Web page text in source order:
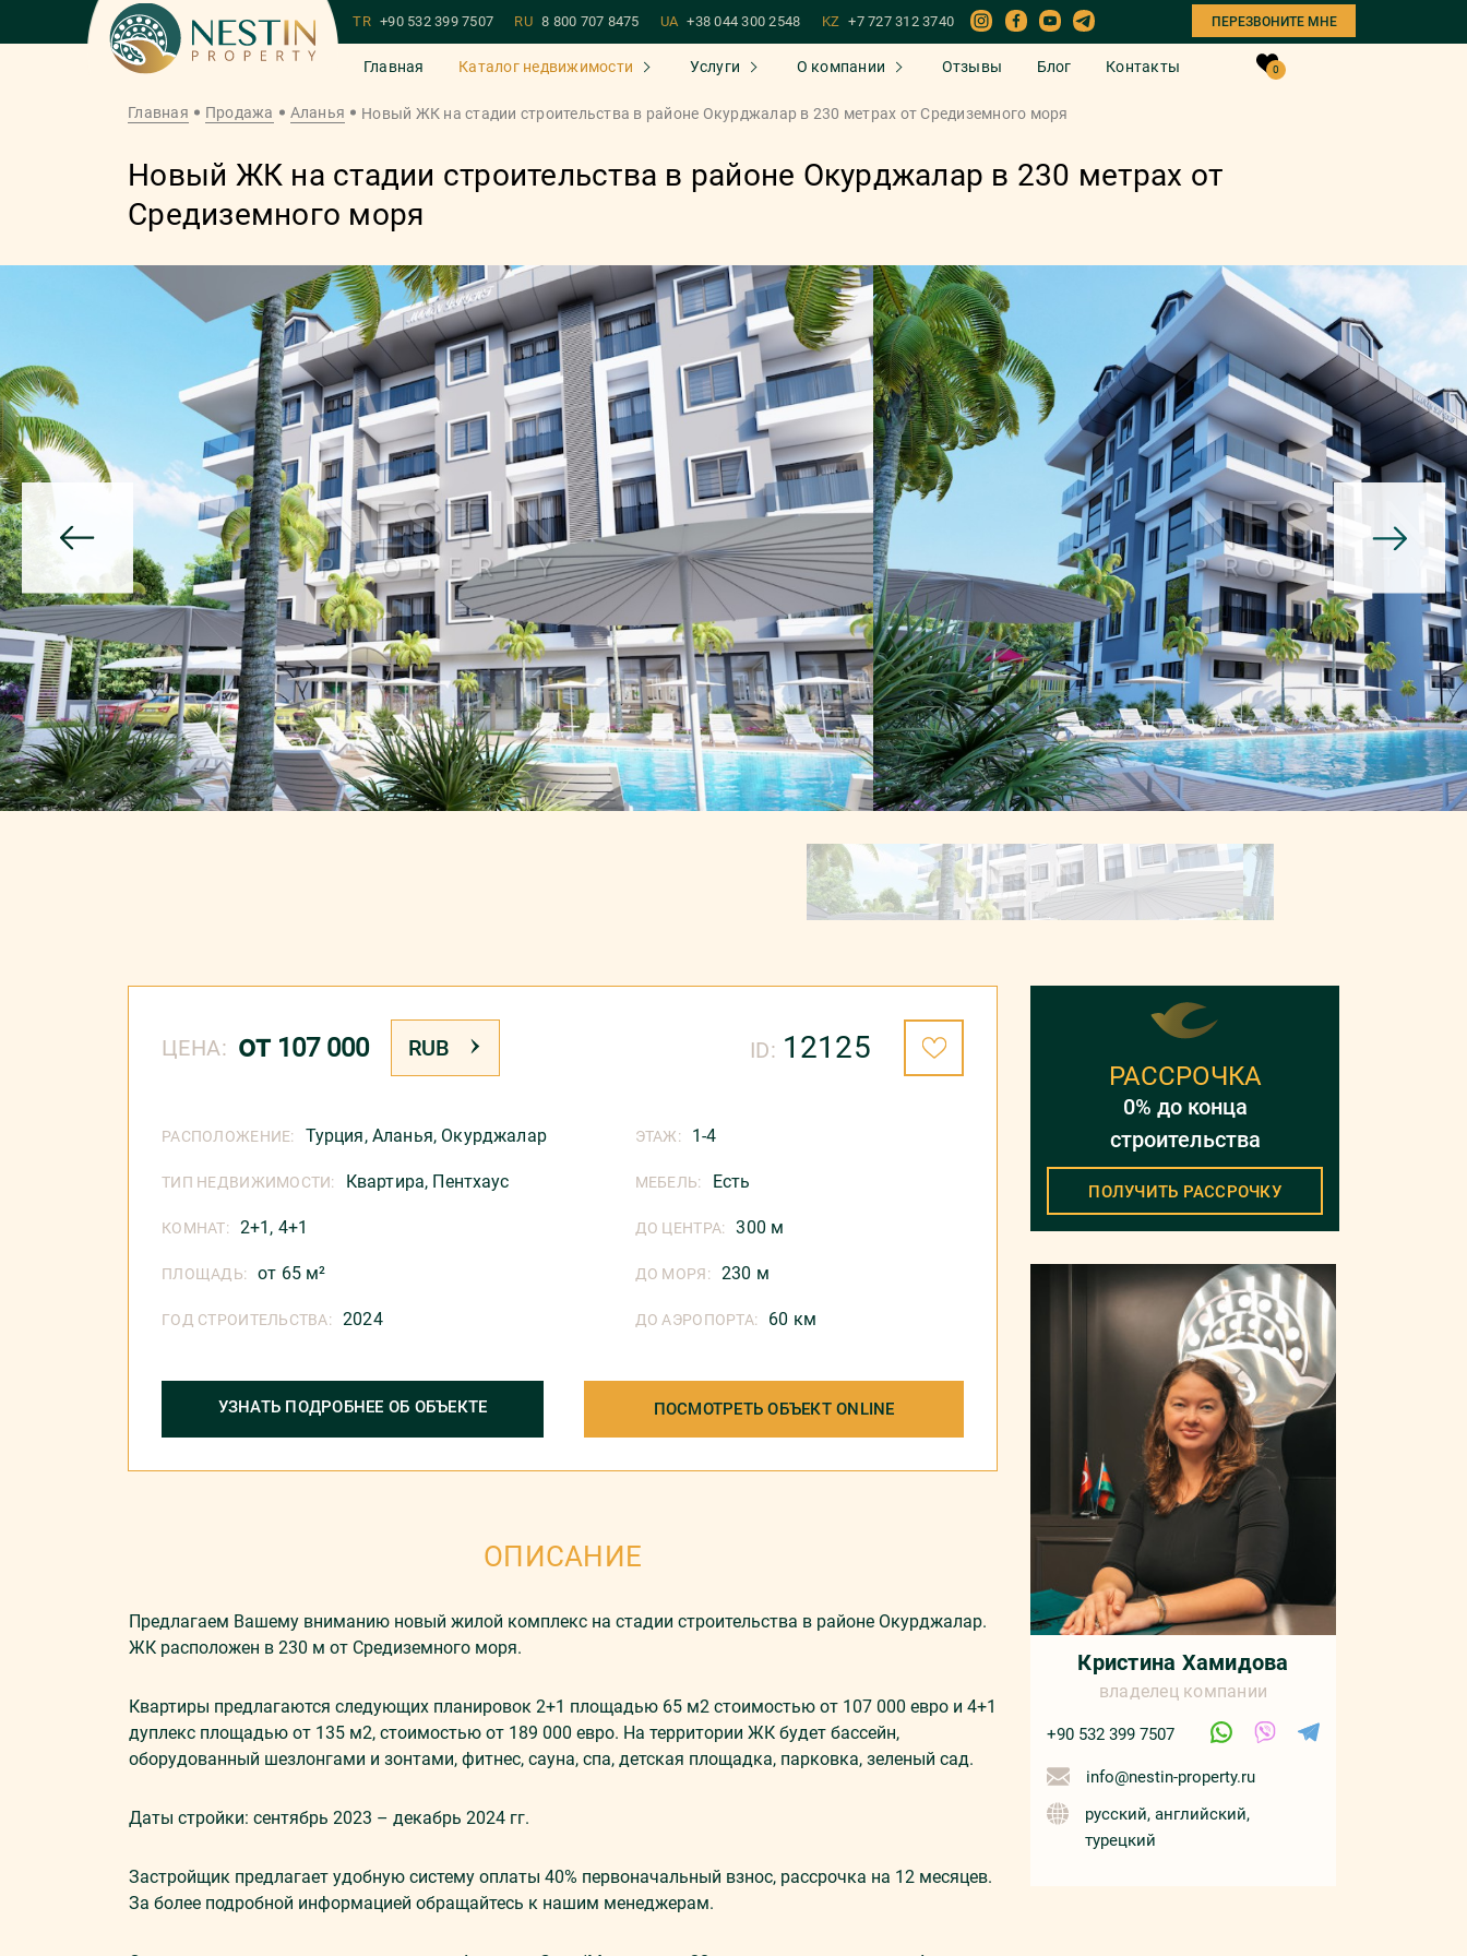
TR +90 532 399 7507 RU 8 800 707 8475 UA +38 044 300 2548 KZ +7 727 312 3740 ПЕРЕЗВОНИТЕ МНЕ
Главная Каталог недвижимости Услуги О компании Отзывы Блог Контакты 0
Главная Продажа Аланья Новый ЖК на стадии строительства в районе Окурджалар в 230 метрах от Средиземного моря
Новый ЖК на стадии строительства в районе Окурджалар в 230 метрах от
Средиземного моря
ЦЕНА: от 107 000 RUB ID: 12125
РАСПОЛОЖЕНИЕ: Турция, Аланья, Окурджалар ЭТАЖ: 1-4
ТИП НЕДВИЖИМОСТИ: Квартира, Пентхаус МЕБЕЛЬ: Есть
КОМНАТ: 2+1, 4+1 ДО ЦЕНТРА: 300 м
ПЛОЩАДЬ: от 65 м² ДО МОРЯ: 230 м
ГОД СТРОИТЕЛЬСТВА: 2024 ДО АЭРОПОРТА: 60 км
УЗНАТЬ ПОДРОБНЕЕ ОБ ОБЪЕКТЕ ПОСМОТРЕТЬ ОБЪЕКТ ONLINE
ОПИСАНИЕ
Предлагаем Вашему вниманию новый жилой комплекс на стадии строительства в районе Окурджалар.
ЖК расположен в 230 м от Средиземного моря.
Квартиры предлагаются следующих планировок 2+1 площадью 65 м2 стоимостью от 107 000 евро и 4+1
дуплекс площадью от 135 м2, стоимостью от 189 000 евро. На территории ЖК будет бассейн,
оборудованный шезлонгами и зонтами, фитнес, сауна, спа, детская площадка, парковка, зеленый сад.
Даты стройки: сентябрь 2023 – декабрь 2024 гг.
Застройщик предлагает удобную систему оплаты 40% первоначальный взнос, рассрочка на 12 месяцев.
За более подробной информацией обращайтесь к нашим менеджерам.
РАССРОЧКА
0% до конца
строительства
ПОЛУЧИТЬ РАССРОЧКУ
Кристина Хамидова
владелец компании
+90 532 399 7507
info@nestin-property.ru
русский, английский,
турецкий